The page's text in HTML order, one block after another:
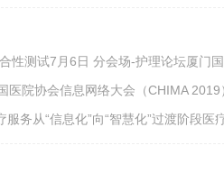
测试7月6日 分会场-护理论坛厦门
院协会信息网络大会（CHIMA
务从“信息化”向“智慧化”过渡阶段医